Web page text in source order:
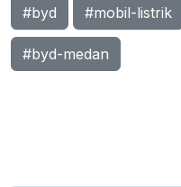
#byd #mobil-listrik
#byd-medan